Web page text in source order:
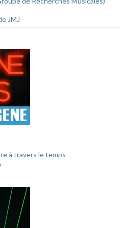
JMJ
à travers le temps